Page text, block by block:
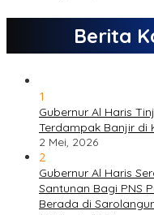
Berita
1
Gubernur Al Haris
Terdampak Banjir di
2 Mei, 2026
2
Gubernur Al Haris
Santunan Bagi PNS
Berada di